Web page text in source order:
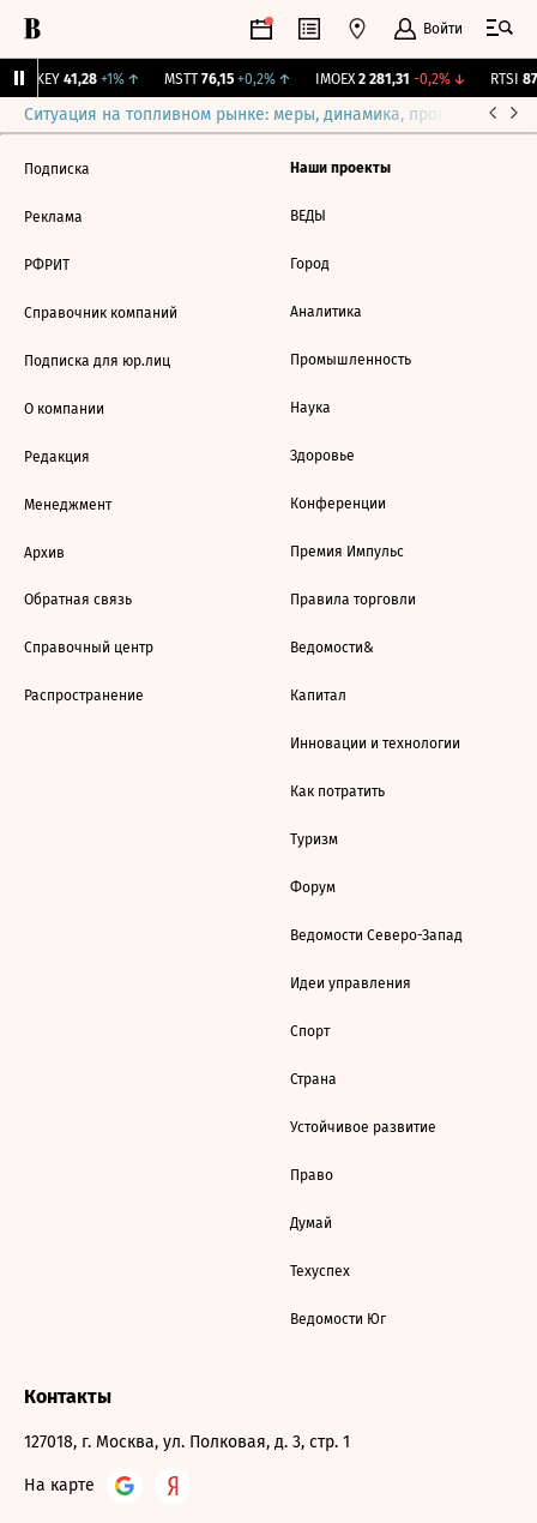
Войти
OKEY 41,28 +1%↑ MSTT 76,15 +0,2%↑ IMOEX 2 281,31 -0,2%↓ RTSI
Ситуация на топливном рынке: меры, динамика, прогнозы
Подписка
Реклама
РФРИТ
Справочник компаний
Подписка для юр.лиц
О компании
Редакция
Менеджмент
Архив
Обратная связь
Справочный центр
Распространение
Наши проекты
ВЕДЫ
Город
Аналитика
Промышленность
Наука
Здоровье
Конференции
Премия Импульс
Правила торговли
Ведомости&
Капитал
Инновации и технологии
Как потратить
Туризм
Форум
Ведомости Северо-Запад
Идеи управления
Спорт
Страна
Устойчивое развитие
Право
Думай
Техуспех
Ведомости Юг
Контакты
127018, г. Москва, ул. Полковая, д. 3, стр. 1
На карте